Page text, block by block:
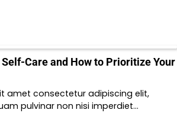
Care and How to Prioritize Your
amet consectetur adipiscing elit,
pulvinar non nisi imperdiet…